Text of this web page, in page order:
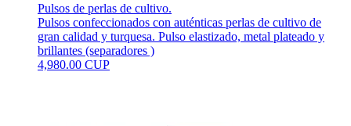
Pulsos de perlas de cultivo.
Pulsos confeccionados con auténticas perlas de cultivo de
gran calidad y turquesa. Pulso elastizado, metal plateado y
brillantes (separadores )
4,980.00 CUP